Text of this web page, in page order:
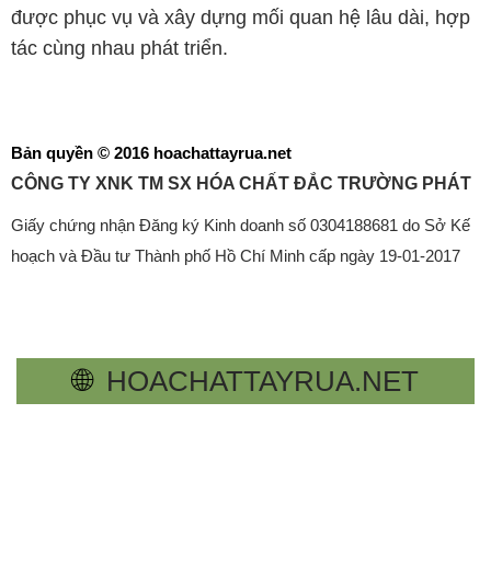
Bản quyền © 2016 hoachattayrua.net
CÔNG TY XNK TM SX HÓA CHẤT ĐẮC TRƯỜNG PHÁT
🌐HOACHATTAYRUA.NET